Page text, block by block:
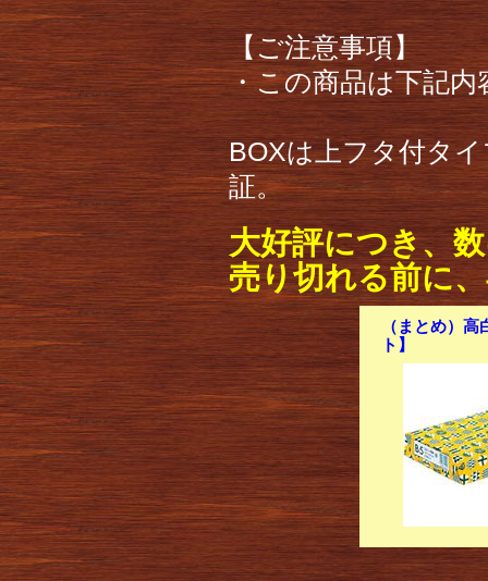
【ご注意事項】
・この商品は下記
BOXは上フタ付タ
証。
大好評につき、
売り切れる前に
（まとめ）
ト】